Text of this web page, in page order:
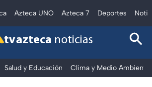
Azteca UNO Azteca 7 Deportes
tv azteca noticias
Salud y Educación Clima y Medio Ambiente